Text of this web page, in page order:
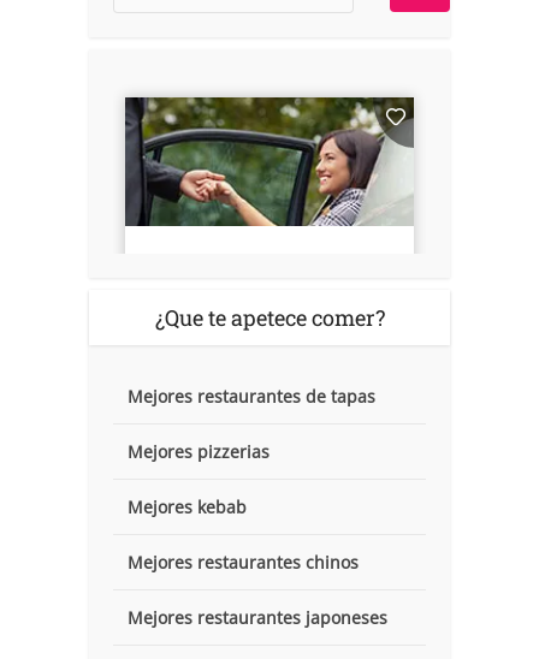
¿Que te apetece comer?
Mejores restaurantes de tapas
Mejores pizzerias
Mejores kebab
Mejores restaurantes chinos
Mejores restaurantes japoneses